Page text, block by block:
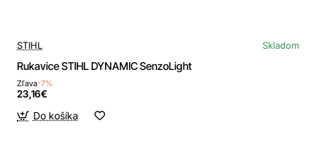
STIHL Skladom
Rukavice STIHL DYNAMIC SenzoLight
Zľava-7%
23,16€
Do košíka